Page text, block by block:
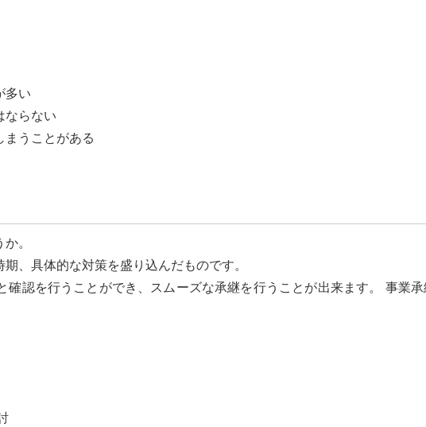
多い
ならない
まうことがある
。
、具体的な対策を盛り込んだものです。
認を行うことができ、スムーズな承継を行うことが出来ます。 事業